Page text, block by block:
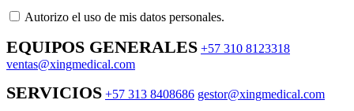
Autorizo ​​el uso de mis datos personales.
EQUIPOS GENERALES +57 310 8123318
ventas@xingmedical.com
SERVICIOS +57 313 8408686 gestor@xingmedical.com